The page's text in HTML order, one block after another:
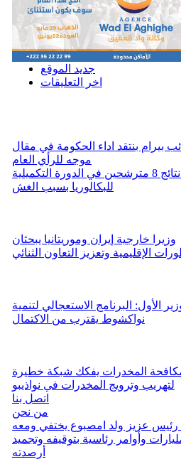
جديد الموقع
اخر التعليقات
بيرام بنتقد اداء الحكومة في مقال
موجه للرأي العام
إلغاء نتائج 8 مترشحين في الدورة التكميلية
للبكالوريا بسبب الغش
وزيرا خارجية إيران وموريتانيا يبحثان
الإقليمية وتعزيز التعاون الثنائي
الأول: البرنامج الاستعجالي لتنمية
نواكشوط يقترب من الاكتمال
المخدرات يفكك شبكة خطيرة
لتهريب وترويج المخدرات في نواذيبو
اتصل بنا
من نحن
رئيس عزيز ولد امصبوع يختفي ومعه
وأوامر رئاسية بتوقيفه وتجميد
أرصدته